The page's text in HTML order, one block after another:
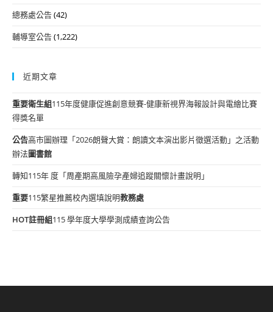
總務處公告(42)
輔導室公告(1,222)
近期文章
重要衛生組115年度健康促進創意競賽-健康新視界海報設計與電繪比賽
得獎名單
公告高市圖辦理「2026朗聲大賞：朗讀文本演出影片徵選活動」之活動
辦法圖書館
轉知115年 度「周產期高風險孕產婦追蹤關懷計畫說明」
重要115繁星推薦校內選填說明教務處
HOT註冊組115 學年度大學學測成績查詢公告